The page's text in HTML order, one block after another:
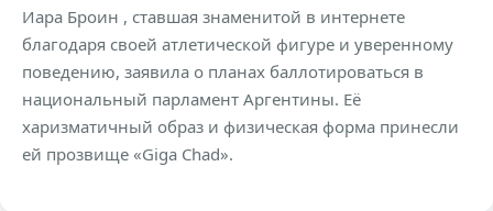
Иара Броин , ставшая знаменитой в интернете
благодаря своей атлетической фигуре и уверенному
поведению, заявила о планах баллотироваться в
национальный парламент Аргентины. Её
харизматичный образ и физическая форма принесли
ей прозвище «Giga Chad».